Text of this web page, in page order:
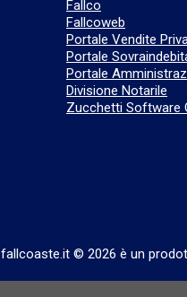
Fallco
Fallcoweb
Portale Vendite
Portale
Portale
Divisione Notarile
Zucchetti Software
fallcoaste.it © 2026 è un